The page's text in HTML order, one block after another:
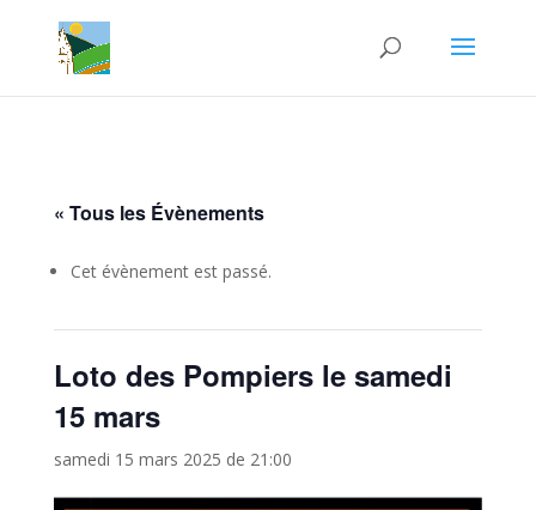
« Tous les Évènements
Cet évènement est passé.
Loto des Pompiers le samedi
15 mars
samedi 15 mars 2025 de 21:00